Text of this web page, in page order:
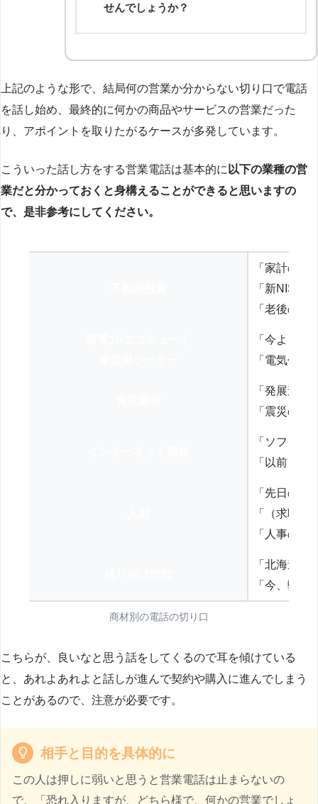
せんでしょうか？
上記のような形で、結局何の営業か分からない切り口で電話
を話し始め、最終的に何かの商品やサービスの営業だった
り、アポイントを取りたがるケースが多発しています。
こういった話し方をする営業電話は基本的に 以下の業種の営
業だと分かっておくと身構えることができると思いますの
で、是非参考にしてください。
「家計の見
「新NISA
「老後の
「今より
「電気代を
「発展途
「震災の
「ソフト
「以前、
「先日の
「（求職
「人事の方
「北海道
「今、弊
商材別の電話の切り口
こちらが、良いなと思う話をしてくるので耳を傾けている
と、あれよあれよと話しが進んで契約や購入に進んでしまう
ことがあるので、注意が必要です。
相手と目的を具体的に
この人は押しに弱いと思うと営業電話は止まらないの
で、「恐れ入りますが、どちら様で、何かの営業でしょ